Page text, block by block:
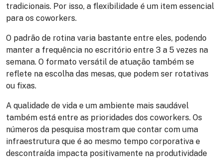
tradicionais. Por isso, a flexibilidade é um item essencial
para os coworkers.
O padrão de rotina varia bastante entre eles, podendo
manter a frequência no escritório entre 3 a 5 vezes na
semana. O formato versátil de atuação também se
reflete na escolha das mesas, que podem ser rotativas
ou fixas.
A qualidade de vida e um ambiente mais saudável
também está entre as prioridades dos coworkers. Os
números da pesquisa mostram que contar com uma
infraestrutura que é ao mesmo tempo corporativa e
descontraída impacta positivamente na produtividade